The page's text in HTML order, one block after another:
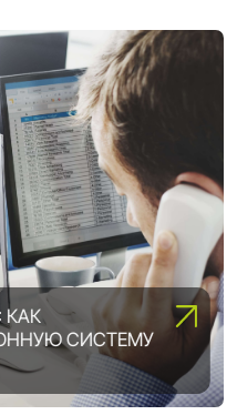
КАК
СИСТЕМУ
ЛИЦЕНЗИЮ
ПРЕДПРИЯТИЯ: